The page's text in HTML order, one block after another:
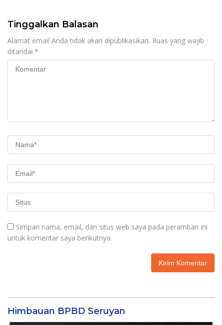
Tinggalkan Balasan
Alamat email Anda tidak akan dipublikasikan. Ruas yang wajib
ditandai *
Simpan nama, email, dan situs web saya pada peramban ini
untuk komentar saya berikutnya.
Himbauan BPBD Seruyan